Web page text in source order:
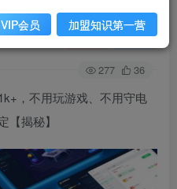
关注 私信
277 36
，不用玩游戏、不用守电
【揭秘】
会员 加盟知识第一营